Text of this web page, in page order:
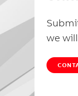
we